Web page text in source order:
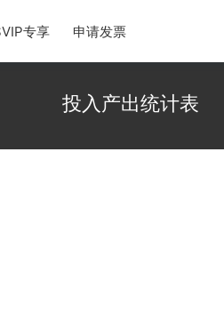
专享 申请发票
投入产出统计表